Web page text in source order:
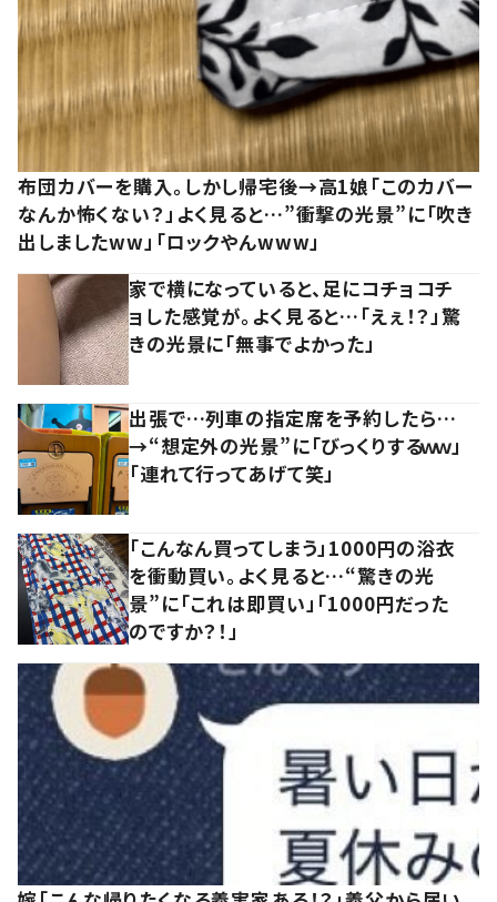
布団カバーを購入。しかし帰宅後→高1娘「このカバー
なんか怖くない？」よく見ると…”衝撃の光景”に「吹き
出しましたww」「ロックやんwww」
家で横になっていると、足にコチョコチ
ョした感覚が。よく見ると…「えぇ！？」驚
きの光景に「無事でよかった」
出張で…列車の指定席を予約したら…
→“想定外の光景”に「びっくりするｗｗ」
「連れて行ってあげて笑」
「こんなん買ってしまう」1000円の浴衣
を衝動買い。よく見ると…“驚きの光
景”に「これは即買い」「1000円だった
のですか？！」